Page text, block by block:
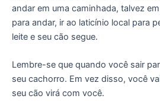
andar em uma caminhada, talvez
para andar, ir ao laticínio local para
leite e seu cão segue.
Lembre-se que quando você sair
seu cachorro. Em vez disso, você
seu cão virá com você.